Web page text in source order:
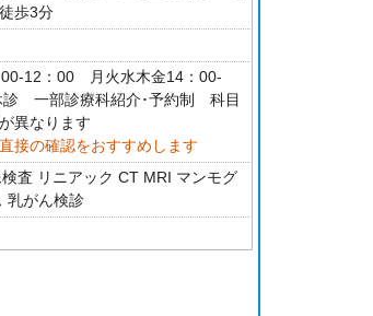
歩3分
00-12：00 月火水木金14：00-
一部診療科紹介･予約制 科目
異なります
接の確認をおすすめします
査 リニアック CT MRI マンモグ
乳がん検診